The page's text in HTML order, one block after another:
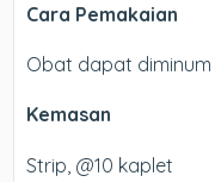
Cara Pemakaian
Obat dapat
Kemasan
Strip, @10 kaplet